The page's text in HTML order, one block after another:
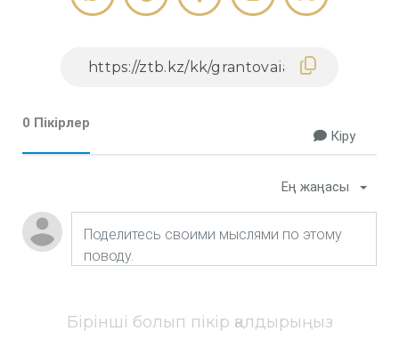
0 Пікірлер
Кіру
Ең жаңасы
Бірінші болып пікір қалдырыңыз